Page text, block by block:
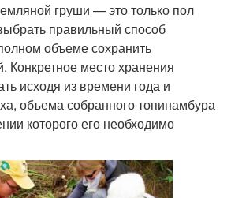
груши — это только пол
правильный способ
объеме сохранить
Конкретное место хранения
исходя из времени года и
объема собранного топинамбура
которого его необходимо